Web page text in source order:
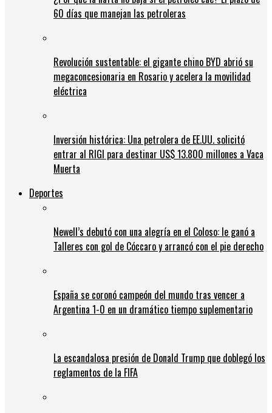
60 días que manejan las petroleras
Revolución sustentable: el gigante chino BYD abrió su
megaconcesionaria en Rosario y acelera la movilidad
eléctrica
Inversión histórica: Una petrolera de EE.UU. solicitó
entrar al RIGI para destinar US$ 13.800 millones a Vaca
Muerta
Deportes
Newell’s debutó con una alegría en el Coloso: le ganó a
Talleres con gol de Cóccaro y arrancó con el pie derecho
España se coronó campeón del mundo tras vencer a
Argentina 1-0 en un dramático tiempo suplementario
La escandalosa presión de Donald Trump que doblegó los
reglamentos de la FIFA